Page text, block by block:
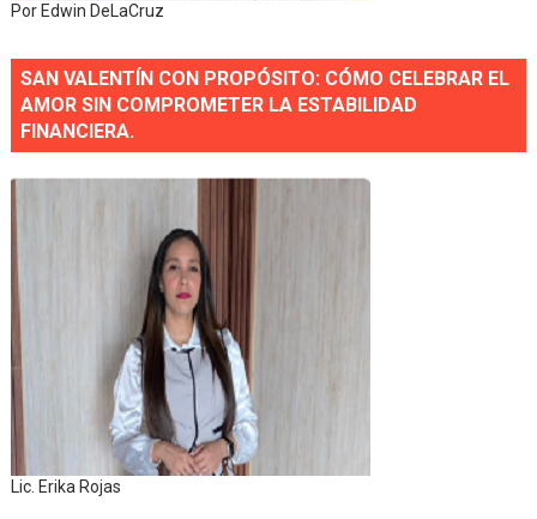
Por Edwin DeLaCruz
SAN VALENTÍN CON PROPÓSITO: CÓMO CELEBRAR EL
AMOR SIN COMPROMETER LA ESTABILIDAD
FINANCIERA.
Lic. Erika Rojas